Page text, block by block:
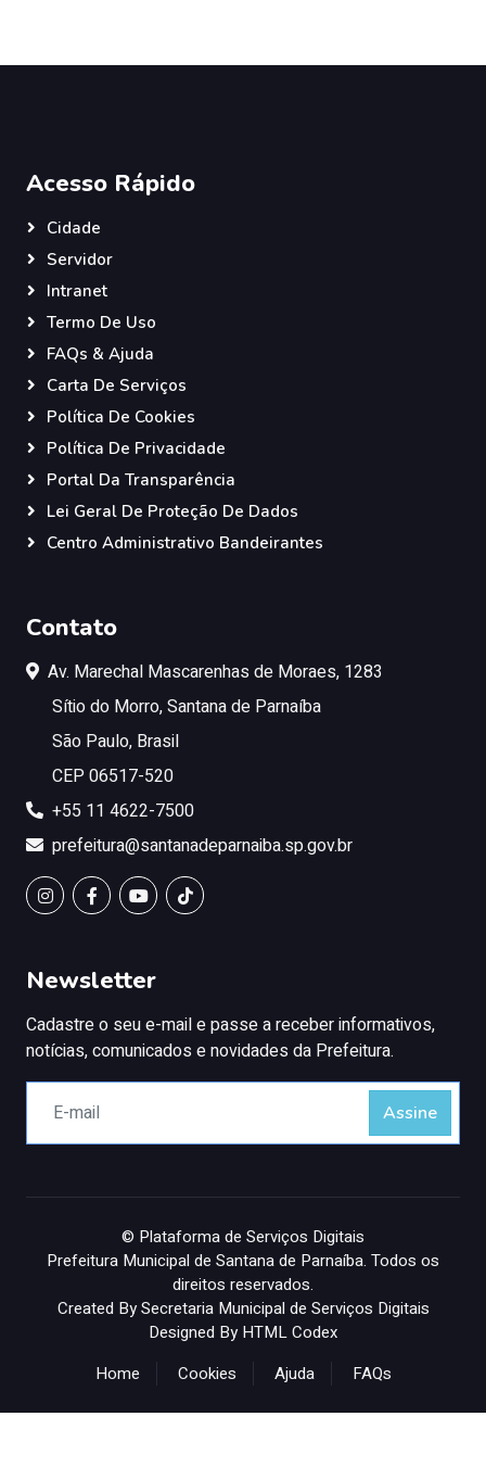
Acesso Rápido
Cidade
Servidor
Intranet
Termo De Uso
FAQs & Ajuda
Carta De Serviços
Política De Cookies
Política De Privacidade
Portal Da Transparência
Lei Geral De Proteção De Dados
Centro Administrativo Bandeirantes
Contato
Av. Marechal Mascarenhas de Moraes, 1283
Sítio do Morro, Santana de Parnaíba
São Paulo, Brasil
CEP 06517-520
+55 11 4622-7500
prefeitura@santanadeparnaiba.sp.gov.br
Newsletter
Cadastre o seu e-mail e passe a receber informativos,
notícias, comunicados e novidades da Prefeitura.
Assine
© Plataforma de Serviços Digitais
Prefeitura Municipal de Santana de Parnaíba. Todos os
direitos reservados.
Created By Secretaria Municipal de Serviços Digitais
Designed By HTML Codex
Home
Cookies Ajuda FAQs